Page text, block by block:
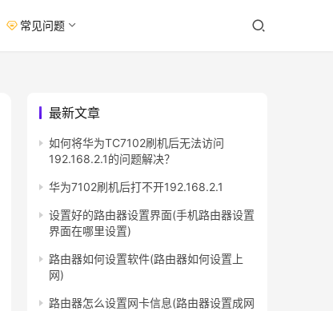
常见问题
最新文章
如何将华为TC7102刷机后无法访问
192.168.2.1的问题解决？
华为7102刷机后打不开192.168.2.1
设置好的路由器设置界面(手机路由器设置
界面在哪里设置)
路由器如何设置软件(路由器如何设置上
网)
路由器怎么设置网卡信息(路由器设置成网